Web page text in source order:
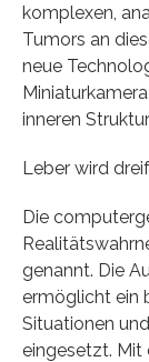
komplexen,
Tumors an
neue
inneren
Leber wird
Die
genannt. Die
ermöglicht ein
Situationen
eingesetzt. Mit